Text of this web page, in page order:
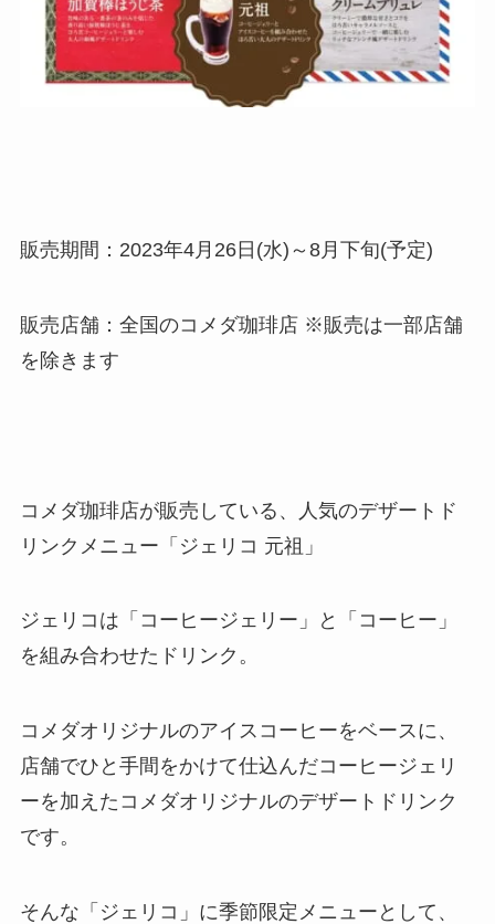
販売期間：2023年4月26日(水)～8月下旬(予定)
販売店舗：全国のコメダ珈琲店 ※販売は一部店舗
を除きます
コメダ珈琲店が販売している、人気のデザートド
リンクメニュー「ジェリコ 元祖」
ジェリコは「コーヒージェリー」と「コーヒー」
を組み合わせたドリンク。
コメダオリジナルのアイスコーヒーをベースに、
店舗でひと手間をかけて仕込んだコーヒージェリ
ーを加えたコメダオリジナルのデザートドリンク
です。
そんな「ジェリコ」に季節限定メニューとして、